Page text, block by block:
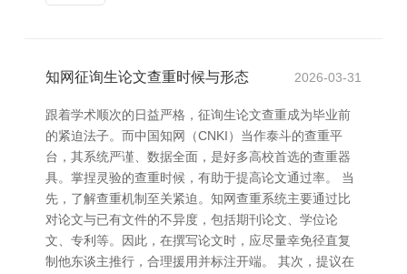
知网征询生论文查重时候与形态 2026-03-31
跟着学术顺次的日益严格，征询生论文查重成为毕业前
的紧迫法子。而中国知网（CNKI）当作泰斗的查重平
台，其系统严谨、数据全面，是好多高校首选的查重器
具。掌捏灵验的查重时候，有助于提高论文通过率。 当
先，了解查重机制至关紧迫。知网查重系统主要通过比
对论文与已有文件的不异度，包括期刊论文、学位论
文、专利等。因此，在撰写论文时，应尽量幸免径直复
制他东谈主推行，合理援用并标注开端。 其次，提议在